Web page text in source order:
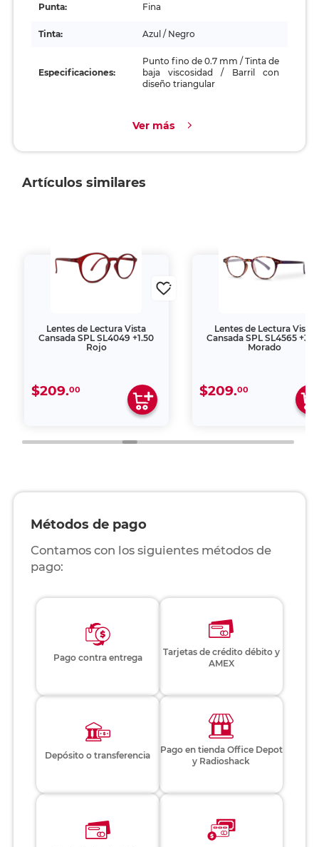
Punta: Fina
Tinta: Azul / Negro
Especificaciones:
Punto fino de 0.7 mm / Tinta de
baja viscosidad / Barril con
diseño triangular
Ver más
Artículos similares
Lentes de Lectura Vista
Cansada SPL SL4049 +1.50
Rojo
$209.00
Lentes de Lectura Vista
Cansada SPL SL4565
Morado
$209.00
Métodos de pago
Contamos con los siguientes métodos de
pago:
Pago contra entrega
Tarjetas de crédito débito y
AMEX
Depósito o transferencia
Pago en tienda Office Depot
y Radioshack